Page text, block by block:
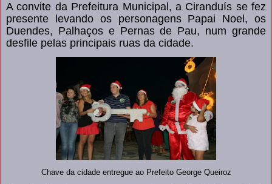
A convite da Prefeitura Municipal, a Ciranduís se fez
presente levando os personagens Papai Noel, os
Duendes, Palhaços e Pernas de Pau, num grande
desfile pelas principais ruas da cidade.
Chave da cidade entregue ao Prefeito George Queiroz